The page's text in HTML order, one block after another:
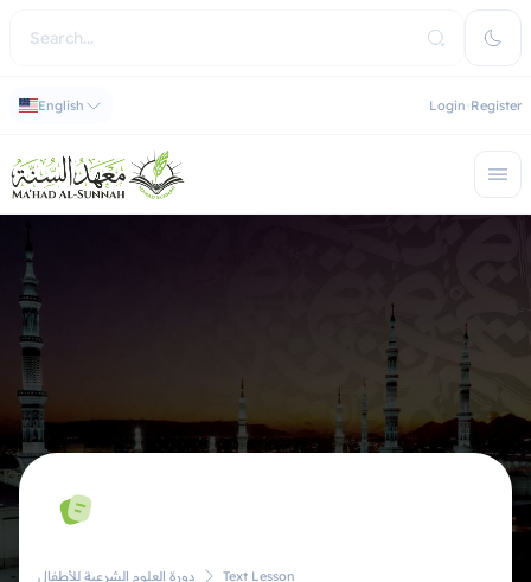
English Login Register
دورة العلوم الشرعية للأطفال Text Lesson